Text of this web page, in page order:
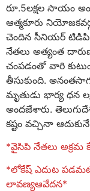
రూ.5లక్షల సాయం
ఆత్మకూరు
చెందిన సీనియ‌ర్ టిడిపి
నేత‌లు అత్యంత
చంపడంతో వారి
తీసుకుంది.
మృతుడు భార్య ధన
అంద‌జేశారు.
క‌ష్టం వ‌చ్చినా
*వైసిపి నేతలు అక్రమ
*లోకేష్ ఎదుట పడమటి
లావణ్యఆవేదన*